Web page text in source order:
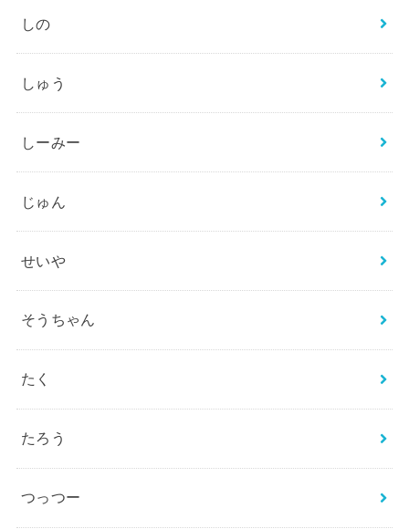
しの
しゅう
しーみー
じゅん
せいや
そうちゃん
たく
たろう
つっつー